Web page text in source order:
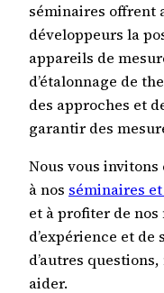
séminaires offrent
développeurs la
appareils de
d’étalonnage de
des approches et
garantir des
Nous vous
à nos séminaires
et à profiter de nos
d’expérience et de
d’autres
aider.